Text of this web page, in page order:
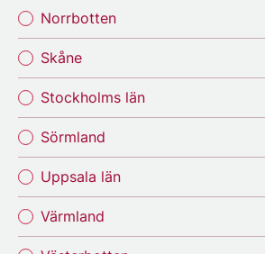
Norrbotten
Skåne
Stockholms län
Sörmland
Uppsala län
Värmland